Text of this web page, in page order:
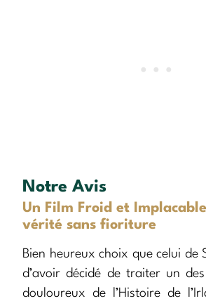
Notre Avis
Un Film Froid et
vérité sans fioriture
Bien heureux choix que celui de
d’avoir décidé de traiter un
douloureux de l’Histoire de